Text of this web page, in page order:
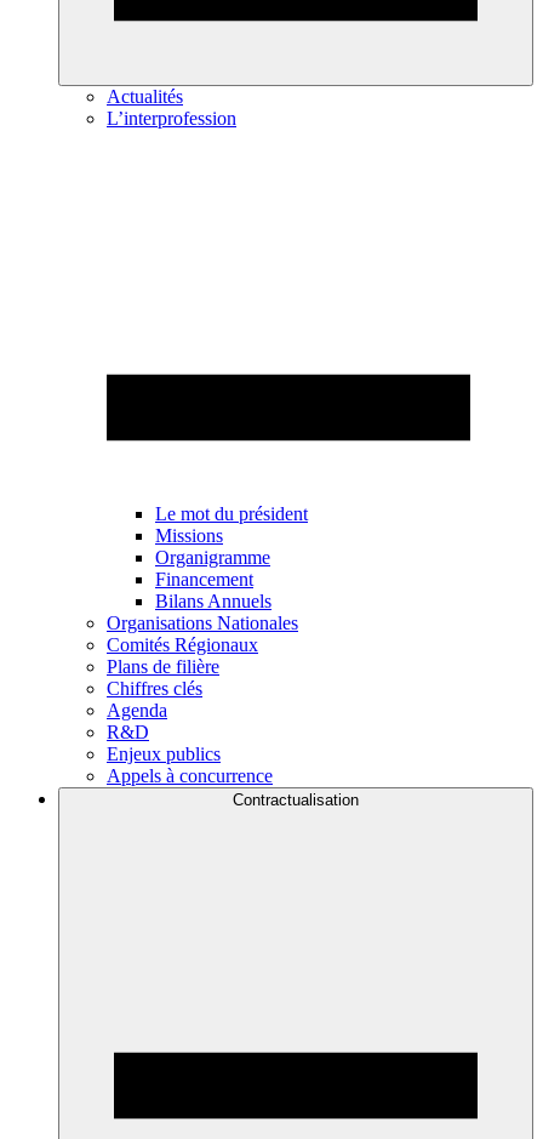
Actualités
L’interprofession
Le mot du président
Missions
Organigramme
Financement
Bilans Annuels
Organisations Nationales
Comités Régionaux
Plans de filière
Chiffres clés
Agenda
R&D
Enjeux publics
Appels à concurrence
Contractualisation